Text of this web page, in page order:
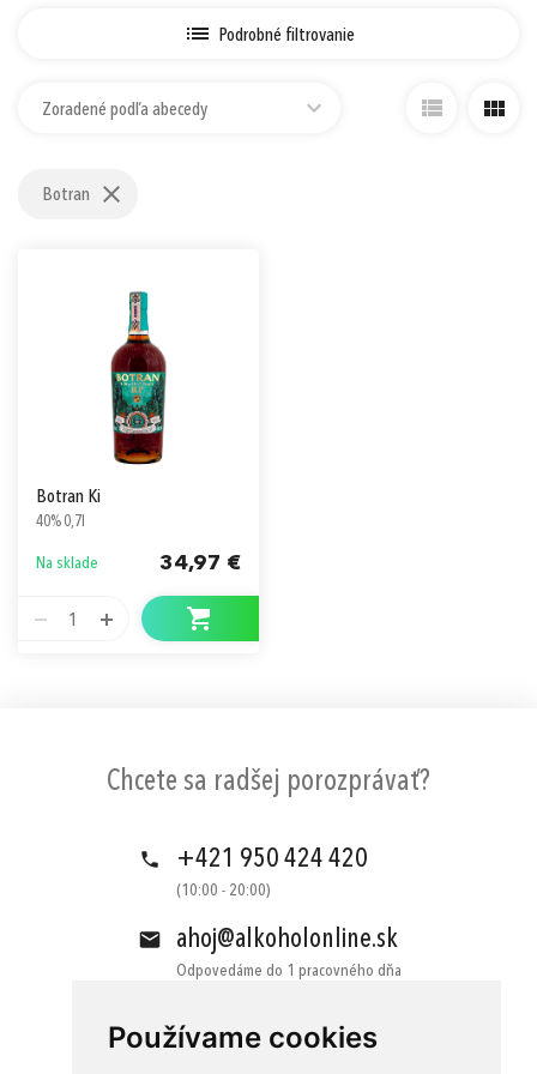
Používame cookies
Podrobné filtrovanie
Zoradené podľa abecedy
Botran
Botran Ki
40% 0,7l
Na sklade 34,97 €
1
Chcete sa radšej porozprávať?
+421 950 424 420
(10:00 - 20:00)
ahoj@alkoholonline.sk
Odpovedáme do 1 pracovného dňa